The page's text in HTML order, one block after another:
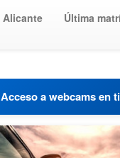
Alicante Última
Acceso a webcams en